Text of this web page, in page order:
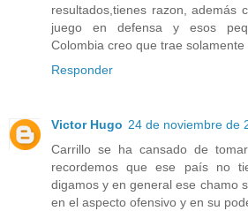
resultados,tienes razon, además
juego en defensa y esos
Colombia creo que trae solamente
Responder
Victor Hugo 24 de noviembre de
Carrillo se ha cansado de
recordemos que ese país no
digamos y en general ese chamo
en el aspecto ofensivo y en su